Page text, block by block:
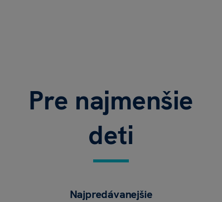
Pre najmenšie
deti
Najpredávanejšie